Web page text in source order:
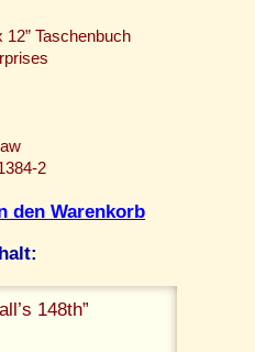
12” Taschenbuch
2
den Warenkorb
148th”